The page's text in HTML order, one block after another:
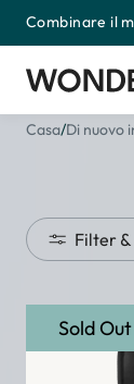
Passa
al
contenuto
Combinare il
Casa/Di nuovo
Filter
Sold Out